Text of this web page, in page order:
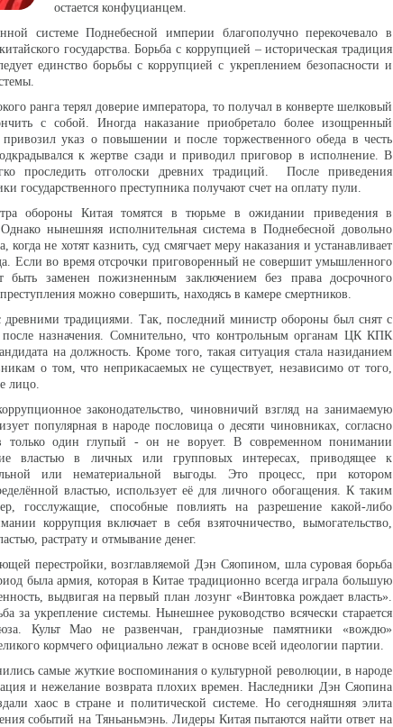
остается конфуцианцем.
системе Поднебесной империи благополучно перекочевало в
государства. Борьба с коррупцией – историческая традиция
единство борьбы с коррупцией с укреплением безопасности и
ранга терял доверие императора, то получал в конверте шелковый
с собой. Иногда наказание приобретало более изощренный
указ о повышении и после торжественного обеда в честь
к жертве сзади и приводил приговор в исполнение. В
проследить отголоски древних традиций. После приведения
государственного преступника получают счет на оплату пули.
обороны Китая томятся в тюрьме в ожидании приведения в
нынешняя исполнительная система в Поднебесной довольно
не хотят казнить, суд смягчает меру наказания и устанавливает
Если во время отсрочки приговоренный не совершит умышленного
быть заменен пожизненным заключением без права досрочного
можно совершить, находясь в камере смертников.
древними традициями. Так, последний министр обороны был снят с
назначения. Сомнительно, что контрольным органам ЦК КПК
на должность. Кроме того, такая ситуация стала назиданием
о том, что неприкасаемых не существует, независимо от того,
лицо.
законодательство, чиновничий взгляд на занимаемую
популярная в народе пословица о десяти чиновниках, согласно
только один глупый - он не ворует. В современном понимании
властью в личных или групповых интересах, приводящее к
или нематериальной выгоды. Это процесс, при котором
властью, использует её для личного обогащения. К таким
госслужащие, способные повлиять на разрешение какой-либо
коррупция включает в себя взяточничество, вымогательство,
растрату и отмывание денег.
перестройки, возглавляемой Дэн Сяопином, шла суровая борьба
была армия, которая в Китае традиционно всегда играла большую
выдвигая на первый план лозунг «Винтовка рождает власть».
за укрепление системы. Нынешнее руководство всячески старается
Культ Мао не развенчан, грандиозные памятники «вождю»
кормчего официально лежат в основе всей идеологии партии.
самые жуткие воспоминания о культурной революции, в народе
и нежелание возврата плохих времен. Наследники Дэн Сяопина
хаос в стране и политической системе. Но сегодняшняя элита
событий на Тяньаньмэнь. Лидеры Китая пытаются найти ответ на